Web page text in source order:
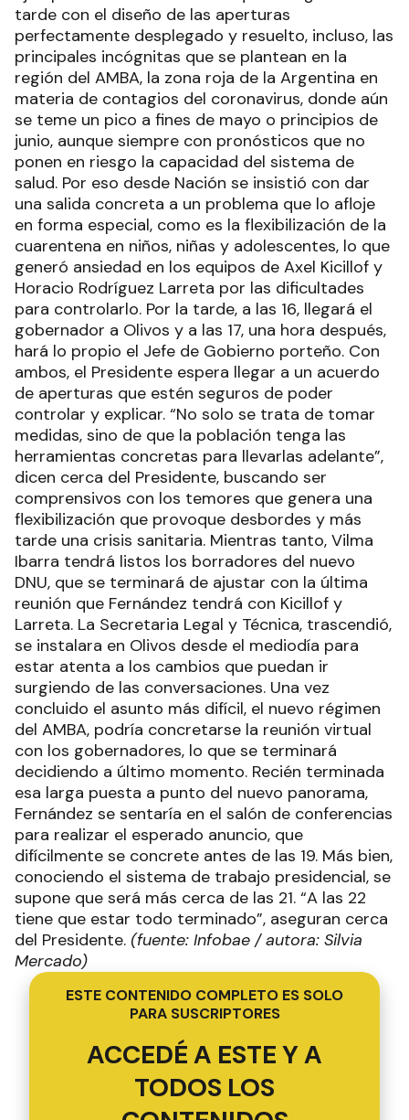
tarde con el diseño de las aperturas
perfectamente desplegado y resuelto, incluso, las
principales incógnitas que se plantean en la
región del AMBA, la zona roja de la Argentina en
materia de contagios del coronavirus, donde aún
se teme un pico a fines de mayo o principios de
junio, aunque siempre con pronósticos que no
ponen en riesgo la capacidad del sistema de
salud. Por eso desde Nación se insistió con dar
una salida concreta a un problema que lo afloje
en forma especial, como es la flexibilización de la
cuarentena en niños, niñas y adolescentes, lo que
generó ansiedad en los equipos de Axel Kicillof y
Horacio Rodríguez Larreta por las dificultades
para controlarlo. Por la tarde, a las 16, llegará el
gobernador a Olivos y a las 17, una hora después,
hará lo propio el Jefe de Gobierno porteño. Con
ambos, el Presidente espera llegar a un acuerdo
de aperturas que estén seguros de poder
controlar y explicar. “No solo se trata de tomar
medidas, sino de que la población tenga las
herramientas concretas para llevarlas adelante”,
dicen cerca del Presidente, buscando ser
comprensivos con los temores que genera una
flexibilización que provoque desbordes y más
tarde una crisis sanitaria. Mientras tanto, Vilma
Ibarra tendrá listos los borradores del nuevo
DNU, que se terminará de ajustar con la última
reunión que Fernández tendrá con Kicillof y
Larreta. La Secretaria Legal y Técnica, trascendió,
se instalara en Olivos desde el mediodía para
estar atenta a los cambios que puedan ir
surgiendo de las conversaciones. Una vez
concluido el asunto más difícil, el nuevo régimen
del AMBA, podría concretarse la reunión virtual
con los gobernadores, lo que se terminará
decidiendo a último momento. Recién terminada
esa larga puesta a punto del nuevo panorama,
Fernández se sentaría en el salón de conferencias
para realizar el esperado anuncio, que
difícilmente se concrete antes de las 19. Más bien,
conociendo el sistema de trabajo presidencial, se
supone que será más cerca de las 21. “A las 22
tiene que estar todo terminado”, aseguran cerca
del Presidente. (fuente: Infobae / autora: Silvia
Mercado)
ESTE CONTENIDO COMPLETO ES SOLO
PARA SUSCRIPTORES
ACCEDÉ A ESTE Y A
TODOS LOS